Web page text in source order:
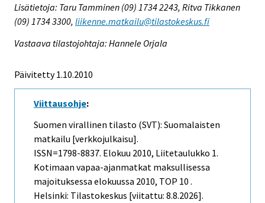
Lisätietoja: Taru Tamminen (09) 1734 2243, Ritva Tikkanen
(09) 1734 3300, liikenne.matkailu@tilastokeskus.fi
Vastaava tilastojohtaja: Hannele Orjala
Päivitetty 1.10.2010
Viittausohje:
Suomen virallinen tilasto (SVT): Suomalaisten
matkailu [verkkojulkaisu].
ISSN=1798-8837. Elokuu 2010, Liitetaulukko 1.
Kotimaan vapaa-ajanmatkat maksullisessa
majoituksessa elokuussa 2010, TOP 10 .
Helsinki: Tilastokeskus [viitattu: 8.8.2026].